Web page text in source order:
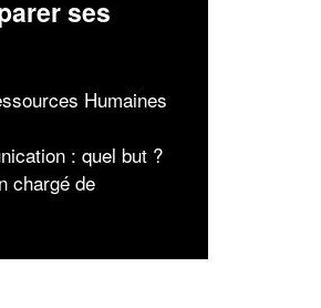
ses
Humaines
: quel but ?
chargé de